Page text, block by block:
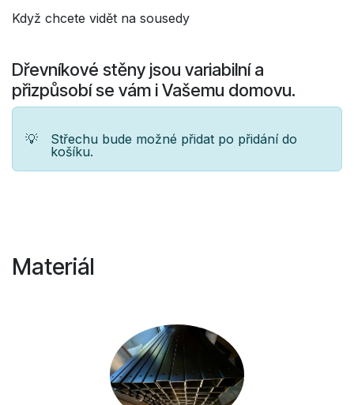
Když chcete vidět na sousedy
Dřevníkové stěny jsou variabilní a
přizpůsobí se vám i Vašemu domovu.
💡
Střechu bude možné přidat po přidání do
košíku.
Materiál